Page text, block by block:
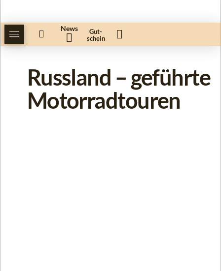
News
Gut-
schein
Russland – geführte
Motorradtouren